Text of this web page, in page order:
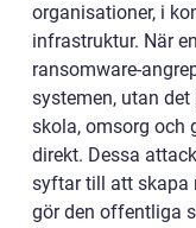
organisationer, i
infrastruktur. När
ransomware-
systemen, utan
skola, omsorg och
direkt. Dessa
syftar till att skapa
gör den offentliga